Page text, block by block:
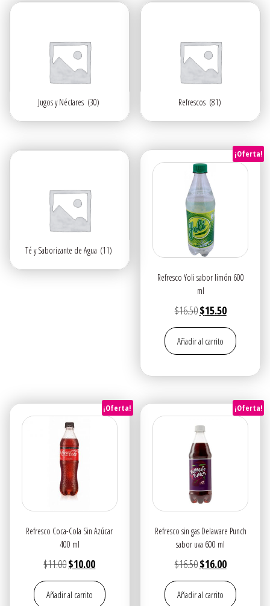
Jugos y Néctares (30) Refrescos (81)
Té y Saborizante de Agua (11)
¡Oferta!
Refresco Yoli sabor limón 600
ml
$16.50El
precio
original
$16.50.
$15.50El
precio
actual
$15.50.
Añadir al carrito
¡Oferta!
Refresco Coca-Cola Sin Azúcar
400 ml
$11.00El
precio
original
$10.00El
precio
actual
Añadir al carrito
¡Oferta!
Refresco sin gas Delaware Punch
sabor uva 600 ml
$16.50El
precio
original
$16.00El
precio
actual
Añadir al carrito